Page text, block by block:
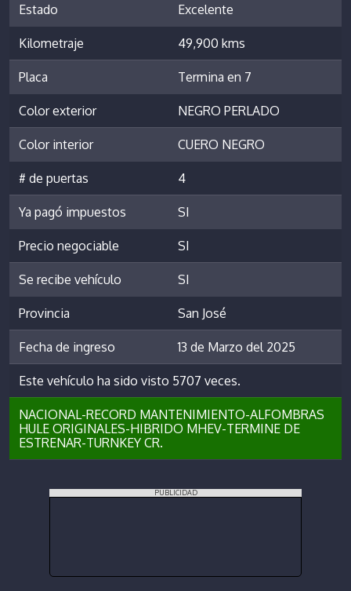
Estado Excelente
Kilometraje 49,900 kms
Placa Termina en 7
Color exterior NEGRO PERLADO
Color interior CUERO NEGRO
# de puertas 4
Ya pagó impuestos SI
Precio negociable SI
Se recibe vehículo SI
Provincia San José
Fecha de ingreso 13 de Marzo del 2025
Este vehículo ha sido visto 5707 veces.
NACIONAL-RECORD MANTENIMIENTO-ALFOMBRAS
HULE ORIGINALES-HIBRIDO MHEV-TERMINE DE
ESTRENAR-TURNKEY CR.
PUBLICIDAD